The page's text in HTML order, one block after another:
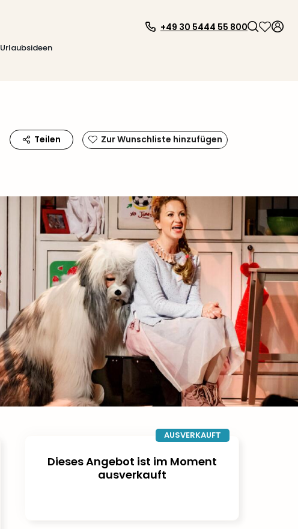
Urlaubsideen
+49 30 5444 55 800
Teilen Zur Wunschliste hinzufügen
AUSVERKAUFT
Dieses Angebot ist im Moment
ausverkauft